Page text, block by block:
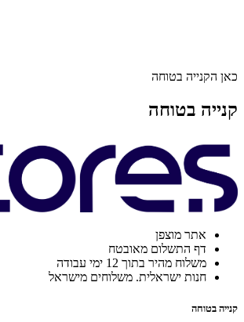
כאן הקנייה בטוחה
קנייה בטוחה
אתר מוצפן
דף התשלום מאובטח
משלוח מהיר בתוך 12 ימי עבודה
חנות ישראלית. משלוחים מישראל
קנייה בטוחה